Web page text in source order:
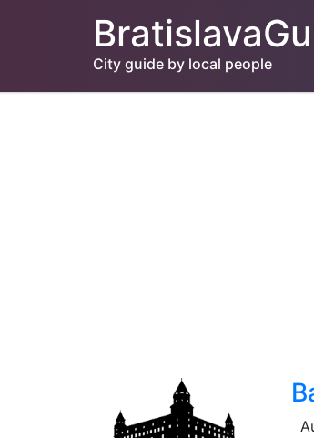
City guide by local people